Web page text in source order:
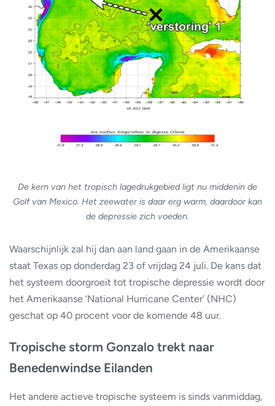
De kern van het tropisch lagedrukgebied ligt nu middenin de
Golf van Mexico. Het zeewater is daar erg warm, daardoor kan
de depressie zich voeden.
Waarschijnlijk zal hij dan aan land gaan in de Amerikaanse
staat Texas op donderdag 23 of vrijdag 24 juli. De kans dat
het systeem doorgroeit tot tropische depressie wordt door
het Amerikaanse ‘National Hurricane Center’ (NHC)
geschat op 40 procent voor de komende 48 uur.
Tropische storm Gonzalo trekt naar
Benedenwindse Eilanden
Het andere actieve tropische systeem is sinds vanmiddag,